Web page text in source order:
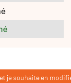
je souhaite en